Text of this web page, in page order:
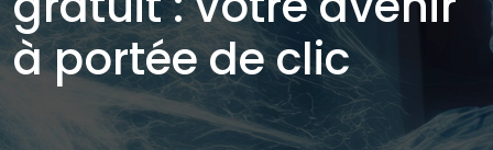
à portée de clic